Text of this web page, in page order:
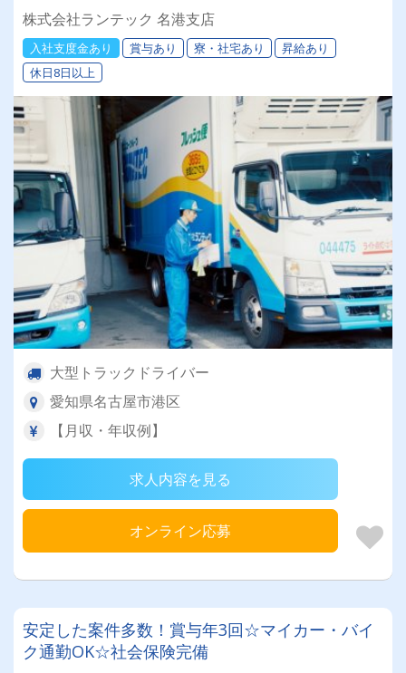
株式会社ランテック 名港支店
入社支度金あり 賞与あり 寮・社宅あり
昇給あり
休日8日以上
大型トラックドライバー
愛知県名古屋市港区
【月収・年収例】
求人内容を見る
オンライン応募
安定した案件多数！賞与年3回☆マイカー・バイ
ク通勤OK☆社会保険完備